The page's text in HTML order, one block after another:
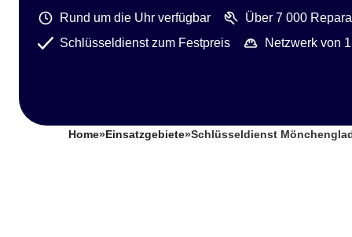
Rund um die Uhr verfügbar
Über 7 000
Schlüsseldienst zum Festpreis
Netzwerk von
Home» Einsatzgebiete»Schlüsseldienst